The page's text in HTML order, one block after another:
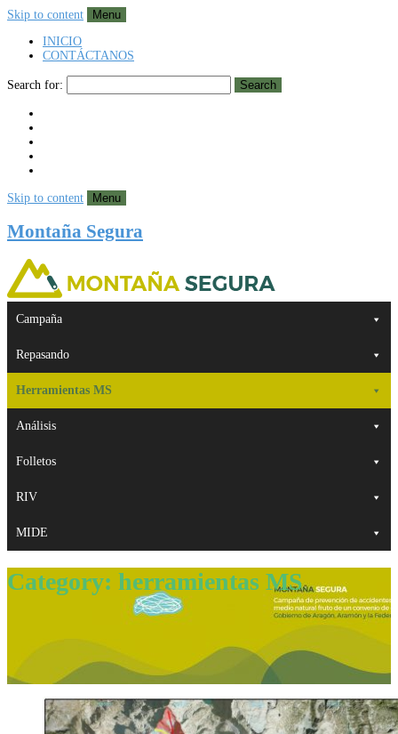
Skip to content
Menu
INICIO
CONTÁCTANOS
Search for: Search
Skip to content Menu
Montaña Segura
Campaña
Repasando
Herramientas MS
Análisis
Folletos
RIV
MIDE
Category: herramientas MS